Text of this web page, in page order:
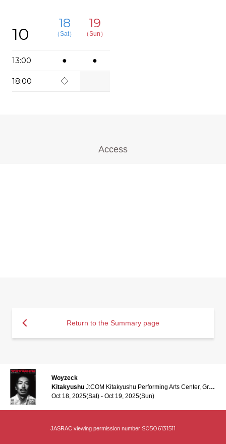
10
18
（Sat）
19
（Sun）
13:00 ● ●
18:00 ◇
Access
Return to the Summary page
Woyzeck
Kitakyushu J:COM Kitakyushu Performing Arts Center, Grand hall
Oct 18, 2025(Sat) - Oct 19, 2025(Sun)
JASRAC viewing permission number S0506131511